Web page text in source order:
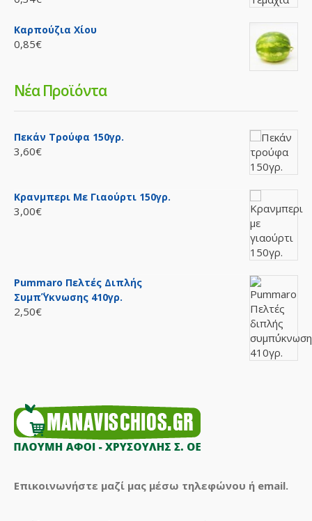
1,75€ /τεμ
Ποσθήκη στη λίστα επιθυμιών
Τουρσί Πιπεράκι Καυτερό Βάζο 150 γρ.
Availability Διαθέσιμο
Τουρσί Πιπεριά Κόκκινη Ψητή 350γρ.
Καρπούζια Χίου
0,85€
Νέα Προϊόντα
Πεκάν Τρούφα 150γρ.
3,60€
Κρανμπερι Με Γιαούρτι 150γρ.
3,00€
Pummaro Πελτές Διπλής
Συμπ΄ύκνωσης 410γρ.
2,50€
Επικοινωνήστε μαζί μας μέσω τηλεφώνου ή email.